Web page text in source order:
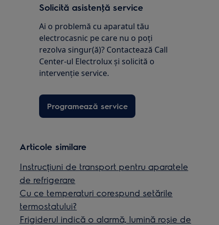
Solicită asistenţă service
Ai o problemă cu aparatul tău
electrocasnic pe care nu o poţi
rezolva singur(ă)? Contactează Call
Center-ul Electrolux și solicită o
intervenţie service.
Programează service
Articole similare
Instrucțiuni de transport pentru aparatele
de refrigerare
Cu ce temperaturi corespund setările
termostatului?
Frigiderul indică o alarmă, lumină roșie de